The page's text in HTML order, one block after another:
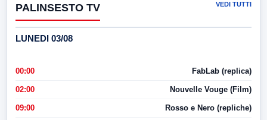
PALINSESTO TV VEDI TUTTI
LUNEDI 03/08
00:00 FabLab (replica)
02:00 Nouvelle Vouge (Film)
09:00 Rosso e Nero (repliche)